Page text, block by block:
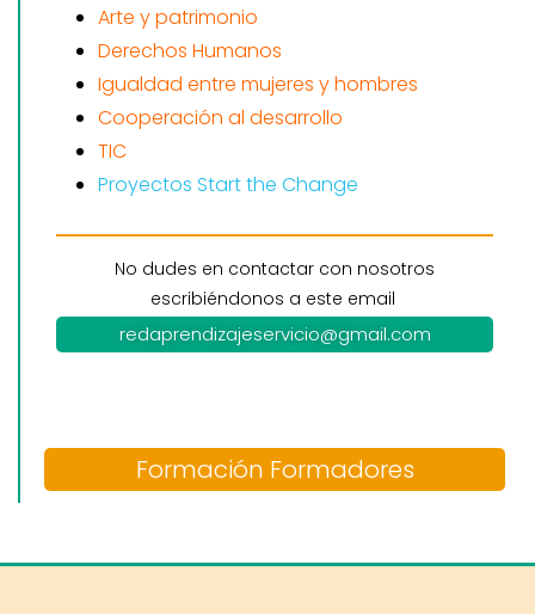
Arte y patrimonio
Derechos Humanos
Igualdad entre mujeres y hombres
Cooperación al desarrollo
TIC
Proyectos Start the Change
No dudes en contactar con nosotros
escribiéndonos a este email
redaprendizajeservicio@gmail.com
Formación Formadores